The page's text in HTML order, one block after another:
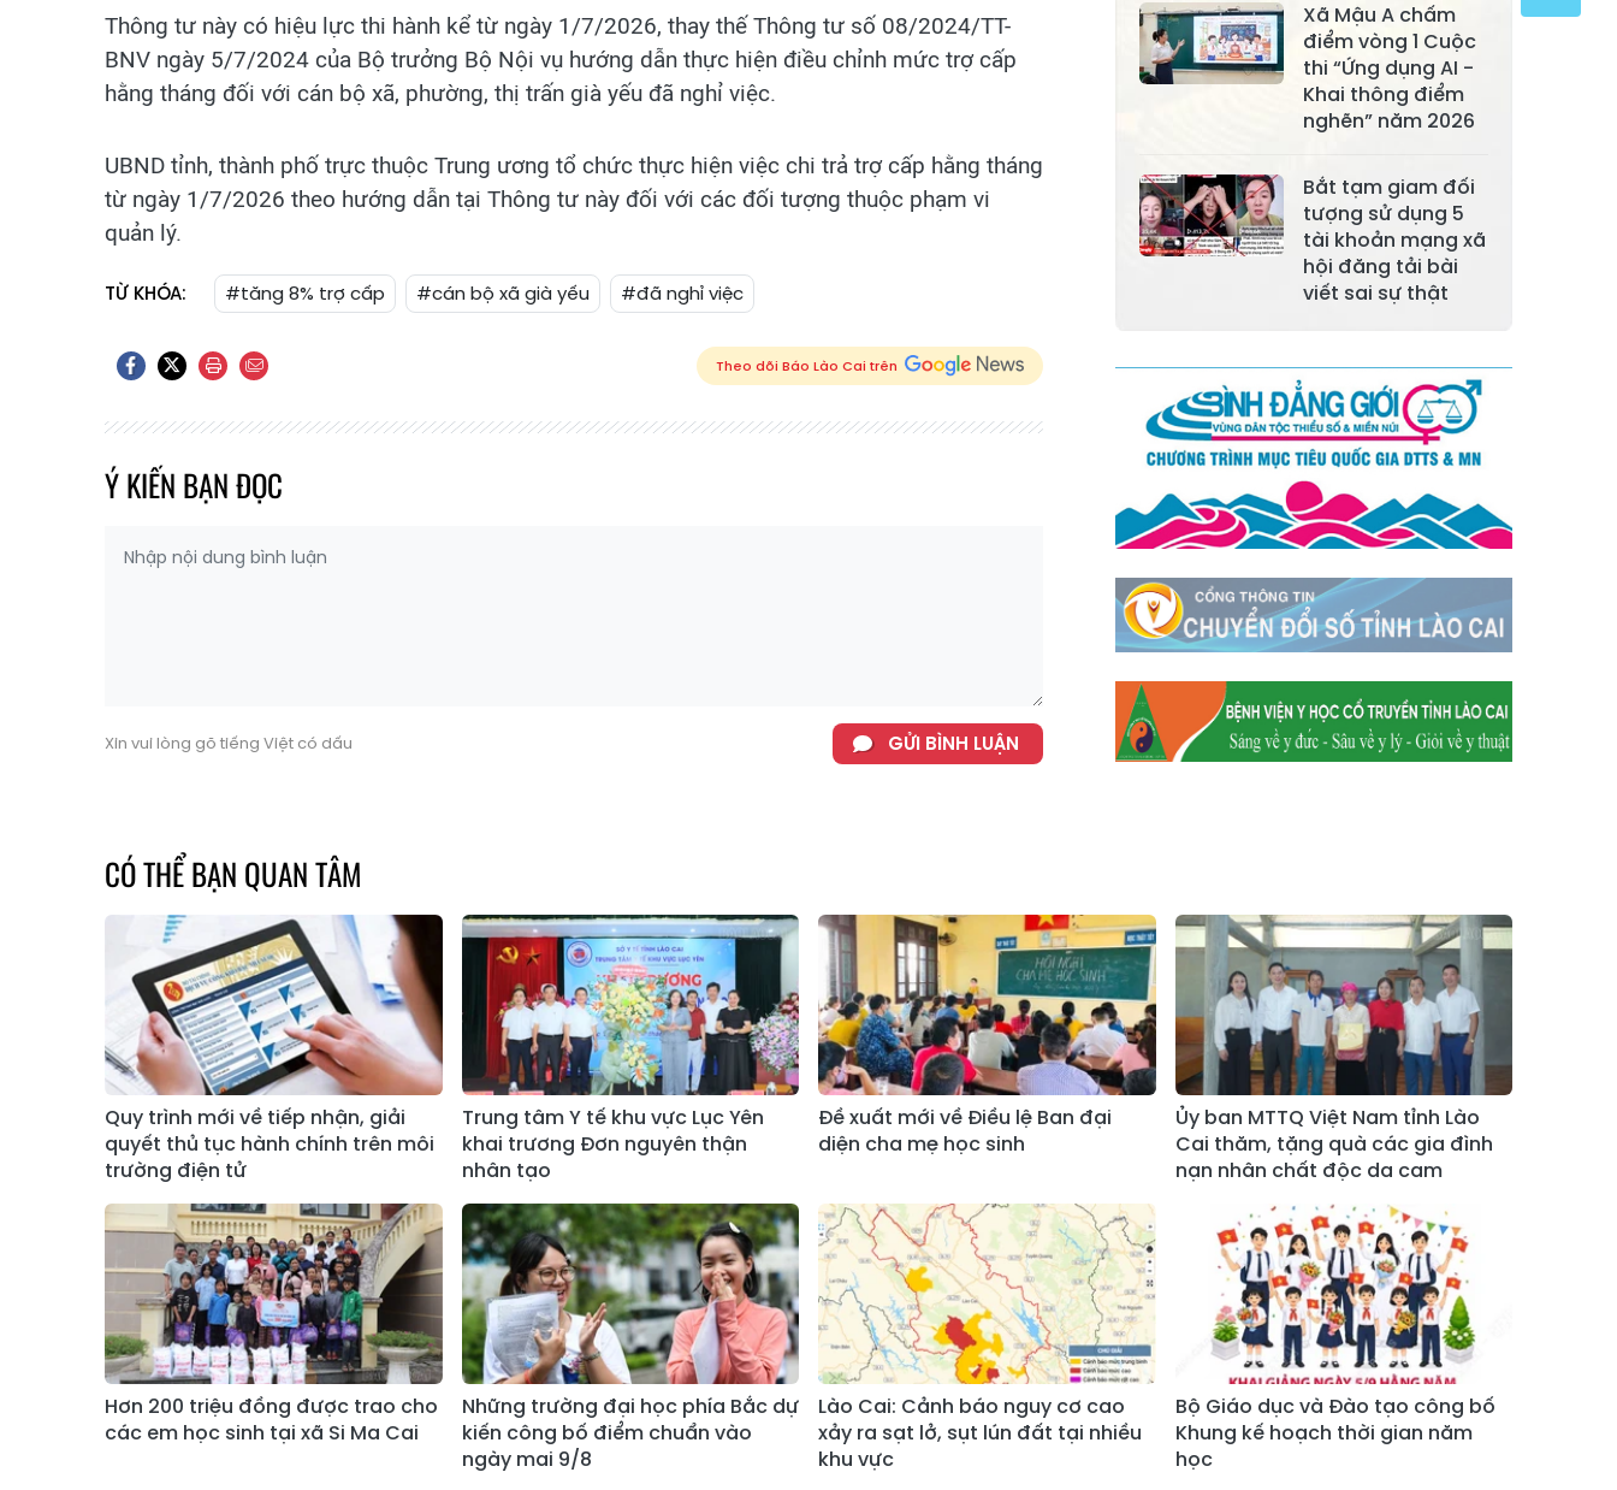
Thông tư này có hiệu lực thi hành kể từ ngày 1/7/2026, thay thế Thông tư số 08/2024/TT-
BNV ngày 5/7/2024 của Bộ trưởng Bộ Nội vụ hướng dẫn thực hiện điều chỉnh mức trợ cấp
hằng tháng đối với cán bộ xã, phường, thị trấn già yếu đã nghỉ việc.
UBND tỉnh, thành phố trực thuộc Trung ương tổ chức thực hiện việc chi trả trợ cấp hằng tháng
từ ngày 1/7/2026 theo hướng dẫn tại Thông tư này đối với các đối tượng thuộc phạm vi
quản lý.
TỪ KHÓA: #tăng 8% trợ cấp #cán bộ xã già yếu #đã nghỉ việc
Theo dõi Báo Lào Cai trên
Ý KIẾN BẠN ĐỌC
Xin vui lòng gõ tiếng Việt có dấu GỬI BÌNH LUẬN
Xã Yên Bình
Xã Bảo Ái
Xã Trấn Yên
Xã Hưng
Khánh
Thịnh
Xã Quy Mông
Xã Cốc San
Xã Hợp Thành
Xã Phong Hải
Xã Tằng Loỏng
Xã Gia Phú
Xã Mường
Hum
Xã Dền Sáng
Xã Y Tý
Xã A Mú Sung
Xã Bản Xèo
Xã Bát Xát
Xã Võ Lao
Xã Khánh Yên
Xã Văn Bàn
Xã Dương Quỳ
Xã Chiềng Ken
Xã Minh Lương
Xã Bảo Hà
Xã Mường Bo
Xã Bản Hồ
Xã Tả Van
Xã Tả Phìn
Xã Cốc Lầu
Xã Bảo Nhai
Xã Bản Liền
Xã Bắc Hà
Xã Tả Củ Tỷ
Xã Lùng Phình
Xã Pha Long
Xã Mường
Khương
Xã Bản Lầu
Xã Cao Sơn
Xã Si Ma Cai
Xã Sín Chéng
Xã Nậm Xé
Xã Ngũ Chỉ
Sơn
Xã Chế Tạo
Xã Lao Chải
Xã Mậu A chấm
điểm vòng 1 Cuộc
thi “Ứng dụng AI -
Khai thông điểm
nghẽn” năm 2026
Bắt tạm giam đối
tượng sử dụng 5
tài khoản mạng xã
hội đăng tải bài
viết sai sự thật
CÓ THỂ BẠN QUAN TÂM
Quy trình mới về tiếp nhận, giải
quyết thủ tục hành chính trên môi
trường điện tử
Trung tâm Y tế khu vực Lục Yên
khai trương Đơn nguyên thận
nhân tạo
Đề xuất mới về Điều lệ Ban đại
diện cha mẹ học sinh
Ủy ban MTTQ Việt Nam tỉnh Lào
Cai thăm, tặng quà các gia đình
nạn nhân chất độc da cam
Hơn 200 triệu đồng được trao cho
các em học sinh tại xã Si Ma Cai
Những trường đại học phía Bắc dự
kiến công bố điểm chuẩn vào
ngày mai 9/8
Lào Cai: Cảnh báo nguy cơ cao
xảy ra sạt lở, sụt lún đất tại nhiều
khu vực
Bộ Giáo dục và Đào tạo công bố
Khung kế hoạch thời gian năm
học